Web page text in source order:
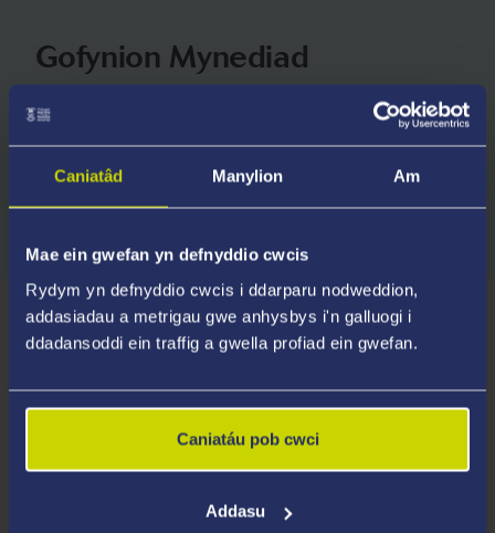
Caniatâd Manylion Am
Mae ein gwefan yn defnyddio cwcis
Rydym yn defnyddio cwcis i ddarparu nodweddion,
addasiadau a metrigau gwe anhysbys i'n galluogi i
ddadansoddi ein traffig a gwella profiad ein gwefan.
Caniatáu pob cwci
Addasu
Gofynion Mynediad
Bydd y Brifysgol yn ystyried ceisiadau gan fyfyrwyr
sy'n cynnig ystod eang o gymwysterau.
Archwiliwch Gofynion Mynediad
Sut rydych chi'n cael eich goruchwylio
Darpariaeth Gymraeg